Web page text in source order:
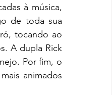
à música,
de toda sua
tocando ao
A dupla Rick
Por fim, o
animados